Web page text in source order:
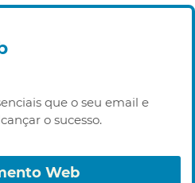
que o seu email e
o sucesso.
Web